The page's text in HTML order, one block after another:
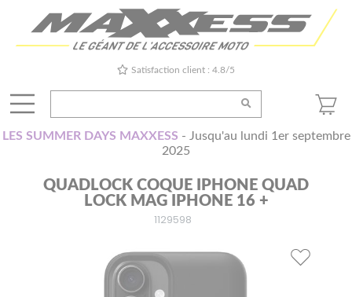
Satisfaction client : 4.8/5
LES SUMMER DAYS MAXXESS - Jusqu'au lundi 1er septembre
2025
QUADLOCK COQUE IPHONE QUAD
LOCK MAG IPHONE 16 +
1129598